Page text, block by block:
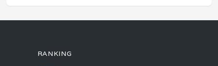
RANKING